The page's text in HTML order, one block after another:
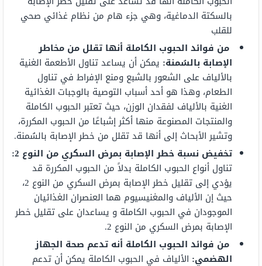
بالسكتة الدماغية، وهي جزء هام من نظام غذائي صحي
للقلب
من فوائد الحبوب الكاملة أنها تقلل من مخاطر
الإصابة بالسُمنة: يمكن أن يساعد تناول الأطعمة الغنية
بالألياف على الشعور بالشبع ومنع الإفراط في تناول
الطعام، وهذا هو أحد أسباب التوصية بالوجبات الغذائية
الغنية بالألياف لفقدان الوزن، حيث تعتبر الحبوب الكاملة
والمنتجات المصنوعة منها أكثر إشباعًا من الحبوب المكررة،
وتشير الأبحاث إلى أنها قد تقلل من خطر الإصابة بالسُمنة.
تخفيض نسبة خطر الإصابة بمرض السكري من النوع 2:
تناول أنواع الحبوب الكاملة بدلاً من الحبوب المكررة قد
يؤدي إلى تقليل خطر الإصابة بمرض السكري من النوع 2،
حيث إن الألياف والمغنيسيوم هما العنصران الغذائيان
الموجودان في الحبوب الكاملة و يساعدان على تقليل خطر
الإصابة بمرض السكري من النوع 2.
من فوائد الحبوب الكاملة أنه تدعم صحة الجهاز
الهضمي: الألياف في الحبوب الكاملة يمكن أن تدعم